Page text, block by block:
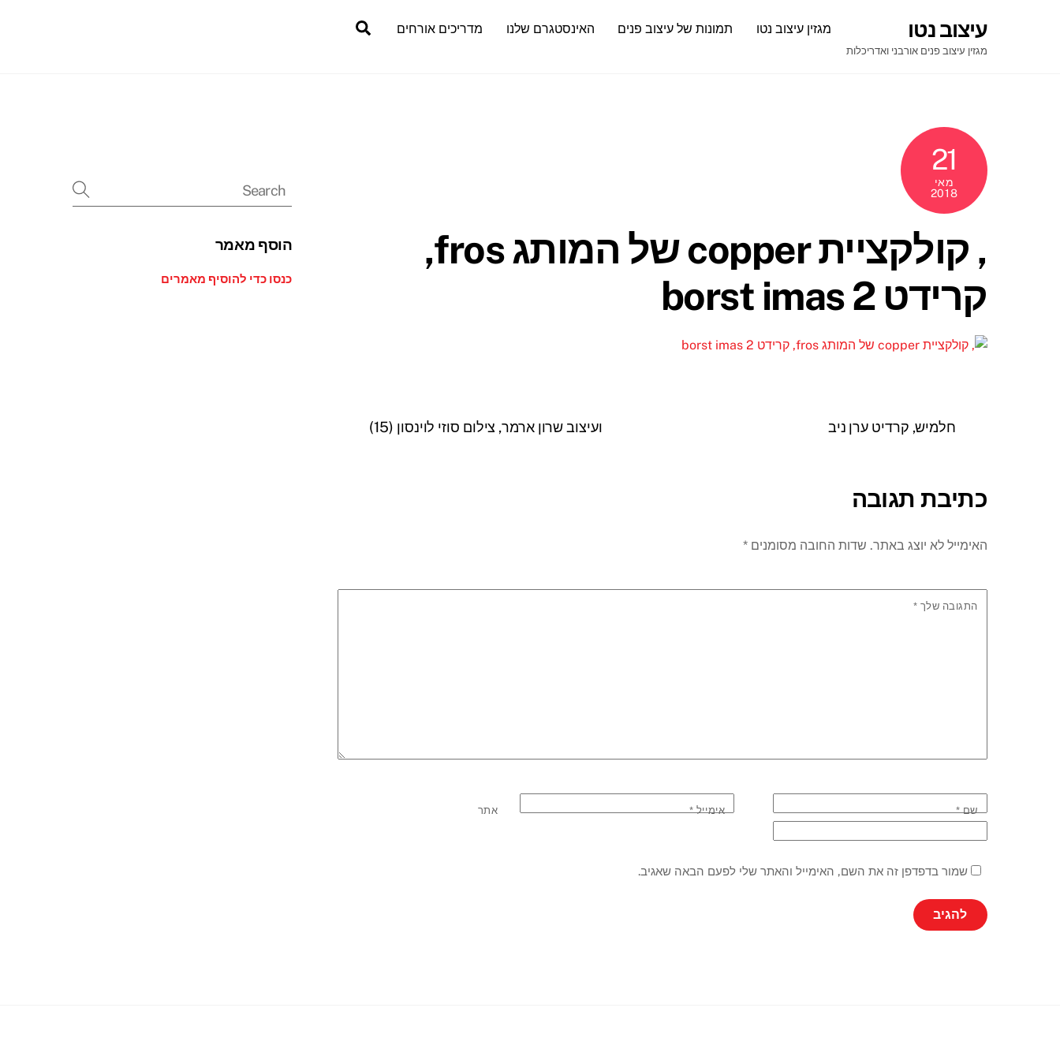
עיצוב נטו
מגזין עיצוב פנים אורבני ואדריכלות
Search מגזין עיצוב נטו תמונות של עיצוב פנים האינסטגרם שלנו מדריכים אורחים
21
מאי
2018
, קולקציית copper של המותג fros,
קרידט borst imas 2
חלמיש, קרדיט ערן ניב ועיצוב שרון ארמר, צילום סוזי לוינסון (15)
כתיבת תגובה
האימייל לא יוצג באתר. שדות החובה מסומנים *
התגובה שלך *
שם* אימייל* אתר
שמור בדפדפן זה את השם, האימייל והאתר שלי לפעם הבאה שאגיב.
הוסף מאמר
כנסו כדי להוסיף מאמרים